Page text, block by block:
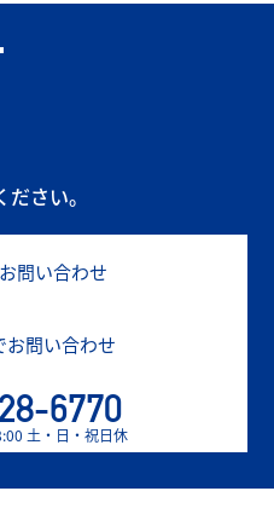
さい。
問い合わせ
お問い合わせ
6770
土・日・祝日休